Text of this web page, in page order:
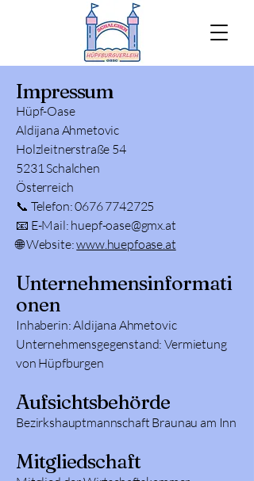
Impressum
Hüpf-Oase
Aldijana Ahmetovic
Holzleitnerstraße 54
5231 Schalchen
Österreich
📞 Telefon:0676 7742725
📧 E-Mail: huepf-oase@gmx.at
🌐 Website:www.huepfoase.at
Unternehmensinformati
onen
Inhaberin: Aldijana Ahmetovic
Unternehmensgegenstand: Vermietung
von Hüpfburgen
Aufsichtsbehörde
Bezirkshauptmannschaft Braunau am Inn
Mitgliedschaft